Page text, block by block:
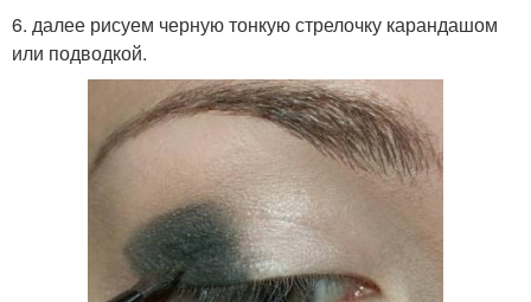
6. далее рисуем черную тонкую стрелочку карандашом
или подводкой.